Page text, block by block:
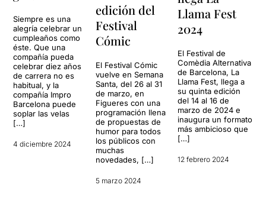
Siempre es una
alegría celebrar un
cumpleaños como
éste. Que una
compañía pueda
celebrar diez años
de carrera no es
habitual, y la
compañía Impro
Barcelona puede
soplar las velas
[…]
4 diciembre 2024
edición del
Festival
Cómic
El Festival Cómic
vuelve en Semana
Santa, del 26 al 31
de marzo, en
Figueres con una
programación llena
de propuestas de
humor para todos
los públicos con
muchas
novedades, […]
5 marzo 2024
Llama Fest
2024
El Festival de
Comèdia Alternativa
de Barcelona, La
Llama Fest, llega a
su quinta edición
del 14 al 16 de
marzo de 2024 e
inaugura un formato
más ambicioso que
[…]
12 febrero 2024